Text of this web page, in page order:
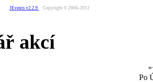
JEvents v2.2.9 Copyright © 2006-2012
akcí
«
Po